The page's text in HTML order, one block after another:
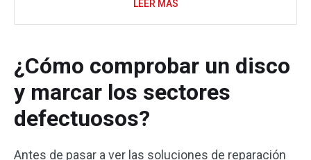
LEER MÁS
¿Cómo comprobar un disco
y marcar los sectores
defectuosos?
Antes de pasar a ver las soluciones de reparación